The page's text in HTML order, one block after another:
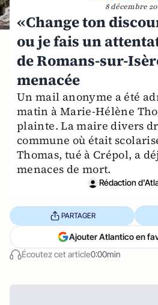
8 décembre
«Change ton
ou je fais un
de Romans-sur-
menacée
Un mail anonyme a été
matin à Marie-Hélène
plainte. La maire divers
commune où était
Thomas, tué à Crépol, a
menaces de mort.
Rédaction
Écoutez cet article0:00min
PARTAGER
Ajouter Atlantico en